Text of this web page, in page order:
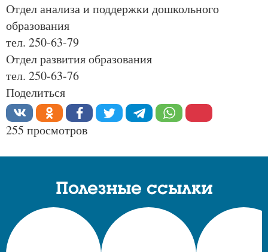
Отдел анализа и поддержки дошкольного
образования
тел. 250-63-79
Отдел развития образования
тел. 250-63-76
Поделиться
255 просмотров
Полезные ссылки